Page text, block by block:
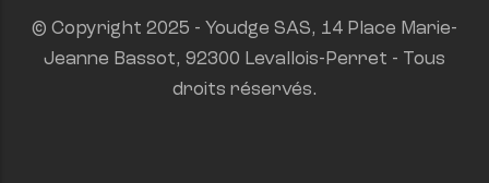
© Copyright 2025 - Youdge SAS, 14 Place Marie-
Jeanne Bassot, 92300 Levallois-Perret - Tous
droits réservés.